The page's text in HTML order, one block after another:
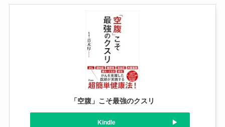
「空腹」こそ最強のクスリ
Kindle